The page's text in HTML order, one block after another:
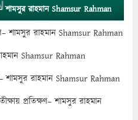
শামসুর রাহমান Shamsur Rahman
শামসুর রাহমান Shamsur Rahman
Shamsur Rahman
শামসুর রাহমান Shamsur Rahman
প্রতিক্ষণ– শামসুর রাহমান